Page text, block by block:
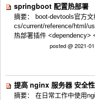
springboot 配置热部署
摘要： boot-devtools官方
cs/current/reference/html/
热部署插件 <dependency>
posted @ 2021-
提高 nginx 服务器 安全
摘要： 在日常工作中使用